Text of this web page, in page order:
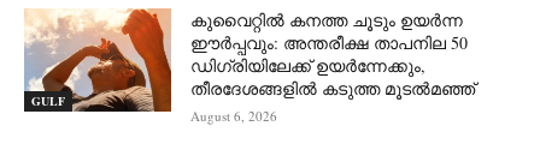
GULF
കുവൈറ്റിൽ കനത്ത ചൂടും ഉയർന്ന
ഈർപ്പവും: അന്തരീക്ഷ താപനില 50
ഡിഗ്രിയിലേക്ക് ഉയർന്നേക്കും,
തീരദേശങ്ങളിൽ കടുത്ത മൂടൽമഞ്ഞ്
August 6, 2026